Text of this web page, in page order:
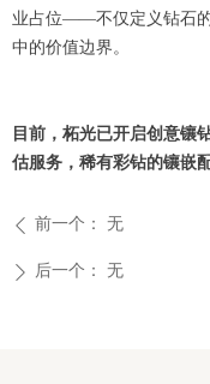
业占位——不仅定义钻石
中的价值边界。
目前，柘光已开启创意镶
估服务，稀有彩钻的镶嵌
ꄴ 前一个： 无
ꄲ 后一个： 无